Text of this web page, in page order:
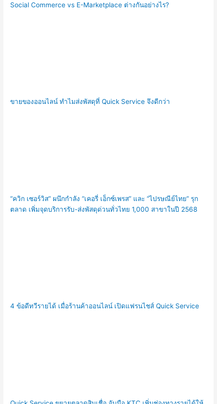
Social Commerce vs E-Marketplace ต่างกันอย่างไร?
ขายของออนไลน์ ทำไมส่งพัสดุที่ Quick Service จึงดีกว่า
“ควิก เซอร์วิส” ผนึกกำลัง “เคอรี่ เอ็กซ์เพรส” และ “ไปรษณีย์ไทย” รุก
ตลาด เพิ่มจุดบริการรับ-ส่งพัสดุด่วนทั่วไทย 1,000 สาขาในปี 2568
4 ข้อดีทวีรายได้ เมื่อร้านค้าออนไลน์ เปิดแฟรนไชส์ Quick Service